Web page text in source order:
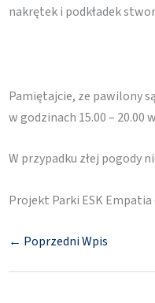
nakrętek i podkładek
Pamiętajcie, ze pawilony
w godzinach 15.00 – 20.00
W przypadku złej pogody
Projekt Parki ESK
← Poprzedni Wpis